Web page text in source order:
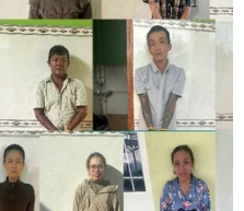
TÁM, KHÚC THANH
Quy định sử dụng
Hỗ trợ
TTXVN